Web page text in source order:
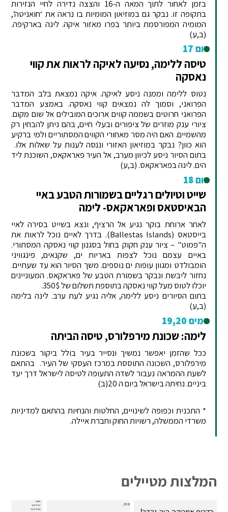
בזמן לאחור לתוך המאה ה-16 והצצה נדירה לחיי הנזירות
בתקופה זו. נבקר גם במוזיאון המומיות בו נראה את ‘חואניטה’,
המומיה המפורסמת ביותר בפרו מאזור איקה. לינה בארקיפה.
(ב,ע)
יום 17
טיסה ללימה, נסיעה לאיקה לראות את קווי
נאסקה
נטוס ללימה וממנה ניסע לאיקה. איקה נמצאת בלב המדבר
הפרואני, וסמוך לה נמצאים קווי נאסקה. באמצע המדבר
הפרואני חרוטים בשממה קווים ארוכים המובילים אל שום מקום.
ציורי ענק מוזרים של ציפורים ובעלי חיים, בהם ניתן להבחין רק
מהשמיים. האם היה מסר מאחורי הקווים המסתוריים ולמי ברקיע
הוא כוון? נבקר במוזיאון האזורי וננסה לענות על שאלות אלו.
בתום הסיור ניסע לכיוון מערב, אל העיר פאראקאס, השוכנת ליד
הים. לינה בפאראקאס. (ב,ע)
יום 18
שייט וטיולים רגליים בשמורות הטבע באיי
הבאיסטאס ופאראקאס- לימה
לאחר ארוחת בוקר נגיע אל הרציף, ונצא בשייט בסירה לאיי
בייסטאס (Ballestas Islands). בדרך לאיים נוכל לראות את
ה"פמוט" – ציור ענק חקוק בחול בסגנון קווי נאסקה המסתורי.
באיים עצמם נוכל לצפות באריות ים, שקנאים, פינגוויני
הומבולדט ומגוון עופות ים נוספים. משך הסיור הוא עד שעתיים.
נחזור ליבשת ונבקר בשמורת הטבע של פאראקאס. המעוניינים
יוכלו לטוס מעל קווי נאסקה בתוספת תשלום של 350$.
בתום הסיורים ניסע ללימה, אליה נגיע לעת ערב. לינה בלימה
(ב,ע)
ימים 19,20
לימה: שכונת מירפלורס, טיסה הביתה
ככל שהזמן יאפשר נמשיך ונסייר בעיר בולל ביקור בשכונת
מירפלורס, השכונה התוססת במרכז העסקי של העיר. בהתאם
לשעת ההמראה נעבור לשדה התעופה לטיסה לישראל דרך יעד
ביניים. נחיתה בישראל ביום ה 20(ב)
* התכנית וכפופה לשינויים, החלטות והנחיות בהתאם למדיניות
משרדי הממשלה, רשויות החוק וחברת איילה.
המלצות מטיילים